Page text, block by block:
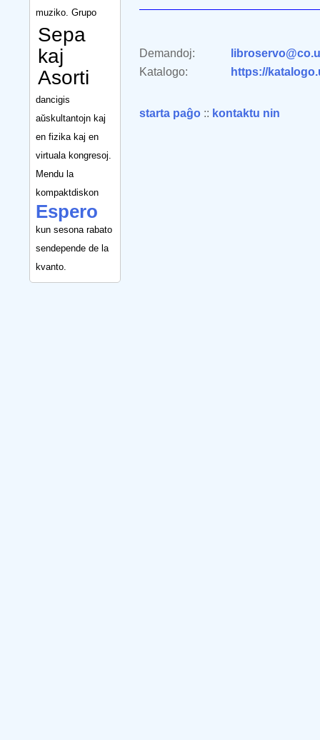
muziko. Grupo
Sepa
kaj
Asorti
dancigis
aŭskultantojn kaj
en fizika kaj en
virtuala kongresoj.
Mendu la
kompaktdiskon
Espero
kun sesona rabato
sendepende de la
kvanto.
Demandoj:
Katalogo:
https://
starta paĝo :: kontaktu nin